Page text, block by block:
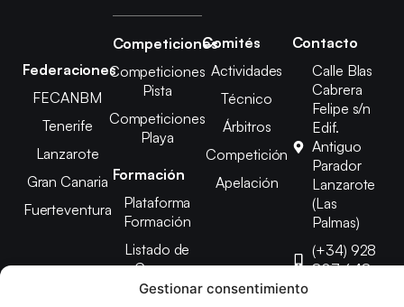
Gestionar consentimiento
Federaciones
FECANBM
Tenerife
Lanzarote
Gran Canaria
Fuerteventura
Competiciones
Competiciones
Pista
Competiciones
Playa
Formación
Plataforma
Formación
Listado de
Cursos
Comités
Actividades
Técnico
Árbitros
Competición
Apelación
Contacto
Calle Blas
Cabrera
Felipe s/n
Edif.
Antiguo
Parador
Lanzarote
(Las
Palmas)
(+34) 928
807 648